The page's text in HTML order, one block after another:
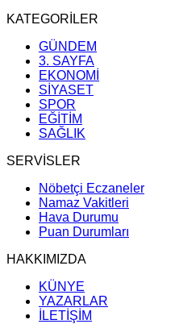
KATEGORİLER
GÜNDEM
3. SAYFA
EKONOMİ
SİYASET
SPOR
EĞİTİM
SAĞLIK
SERVİSLER
Nöbetçi Eczaneler
Namaz Vakitleri
Hava Durumu
Puan Durumları
HAKKIMIZDA
KÜNYE
YAZARLAR
İLETİŞİM